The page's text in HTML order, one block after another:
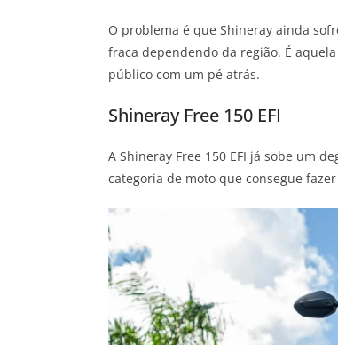
O problema é que Shineray ainda
fraca dependendo da região. É
público com um pé atrás.
Shineray Free 150 EFI
A Shineray Free 150 EFI já sobe um
categoria de moto que consegue